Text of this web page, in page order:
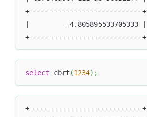
+----------------------------+
|         -4.805895533705333 |
+----------------------------+
select cbrt (1234) ;
+----------------------------+